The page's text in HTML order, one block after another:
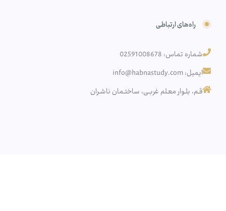
راه‌های ارتباطی
شماره تماس: 02591008678
ایمیل: info@habnastudy.com
قـم، بلـوار معـلم غربـی، ساختـمان ناشـران